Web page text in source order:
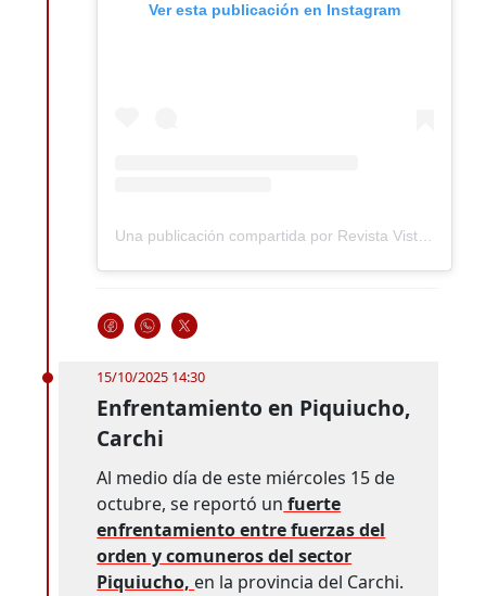
Ver esta publicación en Instagram
Una publicación compartida por Revista Vistazo (@revistavistazo.ec)
15/10/2025 14:30
Enfrentamiento en Piquiucho,
Carchi
Al medio día de este miércoles 15 de
octubre, se reportó un fuerte
enfrentamiento entre fuerzas del
orden y comuneros del sector
Piquiucho, en la provincia del Carchi.